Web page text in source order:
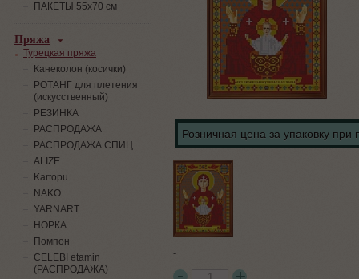
Розничная цена за упаковку при
-
ПАКЕТЫ 55х70 см
Пряжа
Турецкая пряжа
Канеколон (косички)
РОТАНГ для плетения
(искусственный)
PЕЗИНКА
РАСПРОДАЖА
РАСПРОДАЖА СПИЦ
ALIZE
Kartopu
NAKO
YARNART
НОРКА
Помпон
СELEBI etamin
(РАСПРОДАЖА)